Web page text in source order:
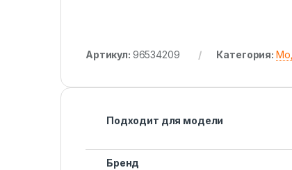
Артикул: 96534209 Категория:
Подходит для модели
Бренд